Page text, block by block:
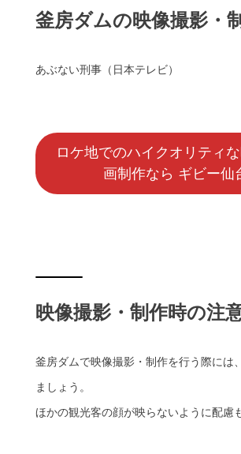
釜房ダムの映像撮影・
あぶない刑事（日本テレビ）
ロケ地でのハイクオリティ
画制作なら ギビー仙
映像撮影・制作時の注
釜房ダムで映像撮影・制作を行う際には
ましょう。
ほかの観光客の顔が映らないように配慮